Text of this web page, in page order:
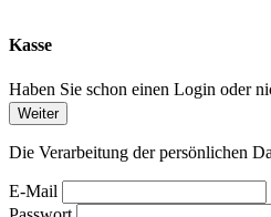
Kasse
Haben Sie schon einen Login oder
Weiter
Die Verarbeitung der persönlichen
E-Mail